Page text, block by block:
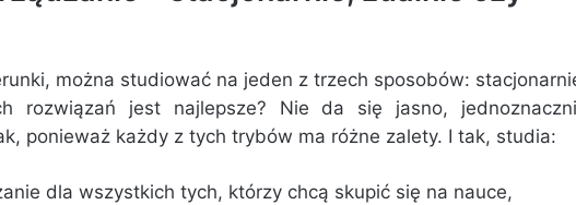
można studiować na jeden z trzech sposobów:
rozwiązań jest najlepsze? Nie da się jasno,
ponieważ każdy z tych trybów ma różne zalety. I tak, studia:
dla wszystkich tych, którzy chcą skupić się na nauce,